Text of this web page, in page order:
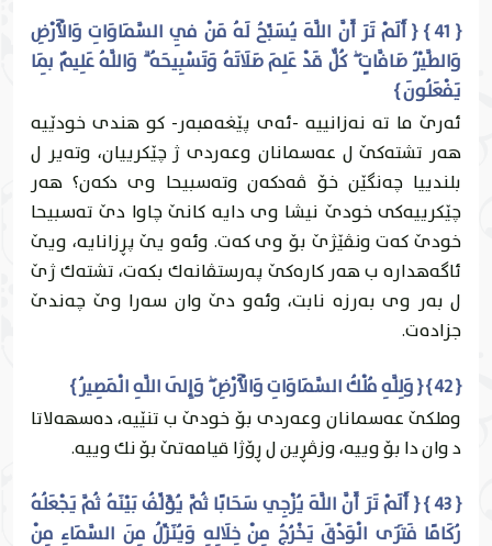
{ 41 } { أَلَمْ تَرَ أَنَّ اللَّهَ يُسَبِّحُ لَهُ مَنْ فِي السَّمَاوَاتِ وَالْأَرْضِ
وَالطَّيْرُ صَافَّاتٍ ۖ كُلٌّ قَدْ عَلِمَ صَلَاتَهُ وَتَسْبِيحَهُ ۗ وَاللَّهُ عَلِيمٌ بِمَا
يَفْعَلُونَ }
ئه‌رێ ما ته‌ نه‌زانییه ‌-ئه‌ى پێغه‌مبه‌ر- كو هندى خودێیه‌
هه‌ر تشته‌كێ ل عه‌سمانان وعه‌ردى ژ چێكرییان، وته‌ير ل
بلندییا چه‌نگێن خۆ ڤه‌دكه‌ن وته‌سبيحا وى دكه‌ن؟ هه‌ر
چێكرییه‌كى خودێ نيشا وى دايه‌ كانێ چاوا دێ ته‌سبيحا
خودێ كه‌ت ونڤێژێ بۆ وى كه‌ت. وئه‌و يێ پڕزانايه‌، ويێ
ئاگه‌هداره‌ ب هه‌ر كاره‌كێ په‌رستڤانه‌ك بكه‌ت، تشته‌ك ژێ
ل به‌ر وى به‌رزه‌ نابت، وئه‌و دێ وان سه‌را وێ چه‌ندێ
جزاده‌ت.
{ 42 } { وَلِلَّهِ مُلْكُ السَّمَاوَاتِ وَالْأَرْضِ ۖ وَإِلَى اللَّهِ الْمَصِيرُ }
وملكێ عه‌سمانان وعه‌ردى بۆ خودێ ب تنێیه‌، ده‌سهه‌لاتا
د وان دا بۆ وییه‌، وزڤڕين ل ڕۆژا قيامه‌تێ بۆ نك وییه‌.
{ 43 } { أَلَمْ تَرَ أَنَّ اللَّهَ يُزْجِي سَحَابًا ثُمَّ يُؤَلِّفُ بَيْنَهُ ثُمَّ يَجْعَلُهُ
رُكَامًا فَتَرَى الْوَدْقَ يَخْرُجُ مِنْ خِلَالِهِ وَيُنَزِّلُ مِنَ السَّمَاءِ مِنْ